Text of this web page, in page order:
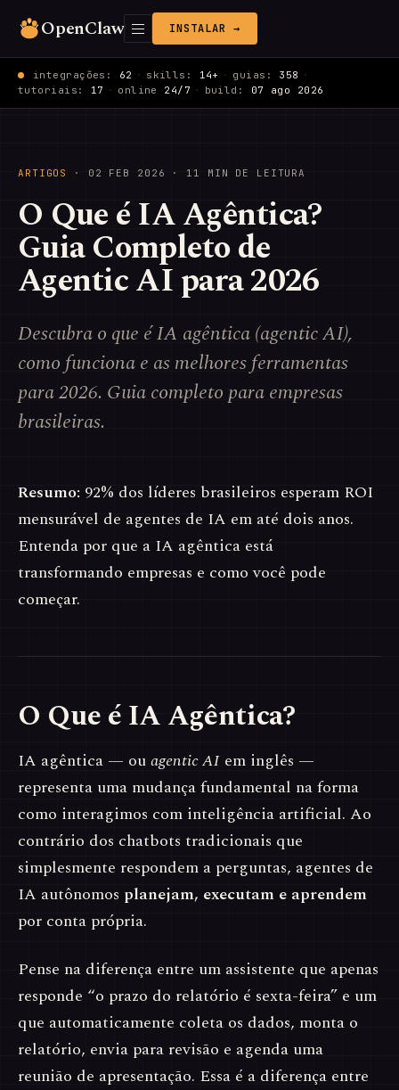
OpenClaw INSTALAR →
integrações: 62 · skills: 14+ · guias: 358 ·
tutoriais: 17 · online 24/7 · build: 07 ago 2026
ARTIGOS · 02 FEB 2026 · 11 MIN DE LEITURA
O Que é IA Agêntica?
Guia Completo de
Agentic AI para 2026
Descubra o que é IA agêntica (agentic AI),
como funciona e as melhores ferramentas
para 2026. Guia completo para empresas
brasileiras.
Resumo: 92% dos líderes brasileiros esperam ROI
mensurável de agentes de IA em até dois anos.
Entenda por que a IA agêntica está
transformando empresas e como você pode
começar.
O Que é IA Agêntica?
IA agêntica — ouagentic AI em inglês —
representa uma mudança fundamental na forma
como interagimos com inteligência artificial. Ao
contrário dos chatbots tradicionais que
simplesmente respondem a perguntas, agentes de
IA autônomos planejam, executam e aprendem
por conta própria.
Pense na diferença entre um assistente que apenas
responde “o prazo do relatório é sexta-feira” e um
que automaticamente coleta os dados, monta o
relatório, envia para revisão e agenda uma
reunião de apresentação. Essa é a diferença entre